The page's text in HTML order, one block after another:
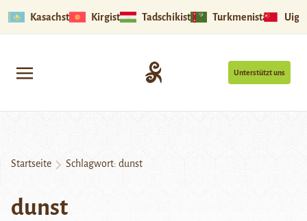
Kasachstan Kirgistan Tadschikistan Turkmenistan
Unterstützt uns
Startseite Schlagwort: dunst
dunst